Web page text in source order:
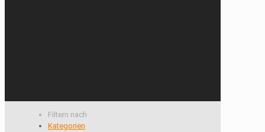
Filtern nach
Kategorien